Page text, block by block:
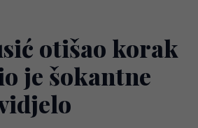
otišao korak
je šokantne